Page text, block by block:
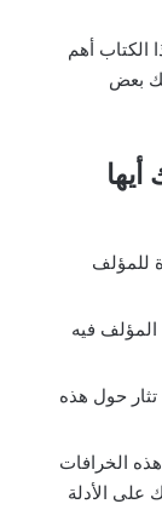
الكتاب أهم
بعض
للمؤلف
فيه
تثار حول هذه
الخرافات
على الأدلة